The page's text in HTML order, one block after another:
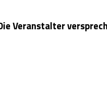
Veranstalter